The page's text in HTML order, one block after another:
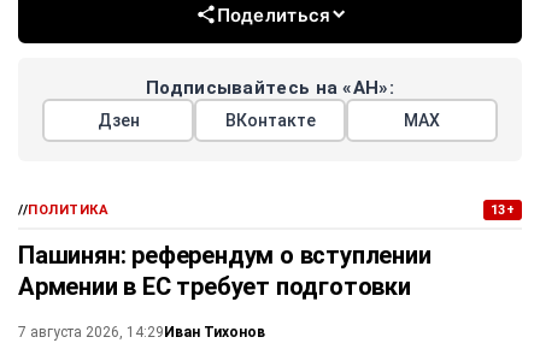
Поделиться
Подписывайтесь на «АН»:
Дзен ВКонтакте МАХ
//ПОЛИТИКА 13+
Пашинян: референдум о вступлении
Армении в ЕС требует подготовки
7 августа 2026, 14:29Иван Тихонов